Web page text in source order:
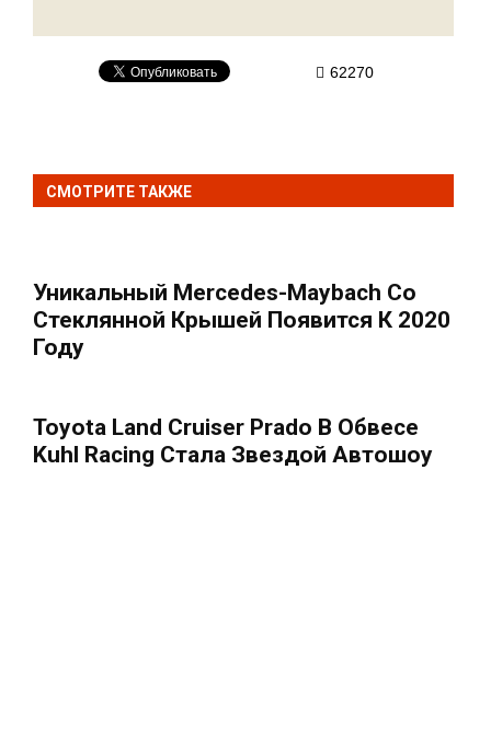
62270
СМОТРИТЕ ТАКЖЕ
Уникальный Mercedes-Maybach Со
Стеклянной Крышей Появится К 2020
Году
Toyota Land Cruiser Prado В Обвесе
Kuhl Racing Стала Звездой Автошоу